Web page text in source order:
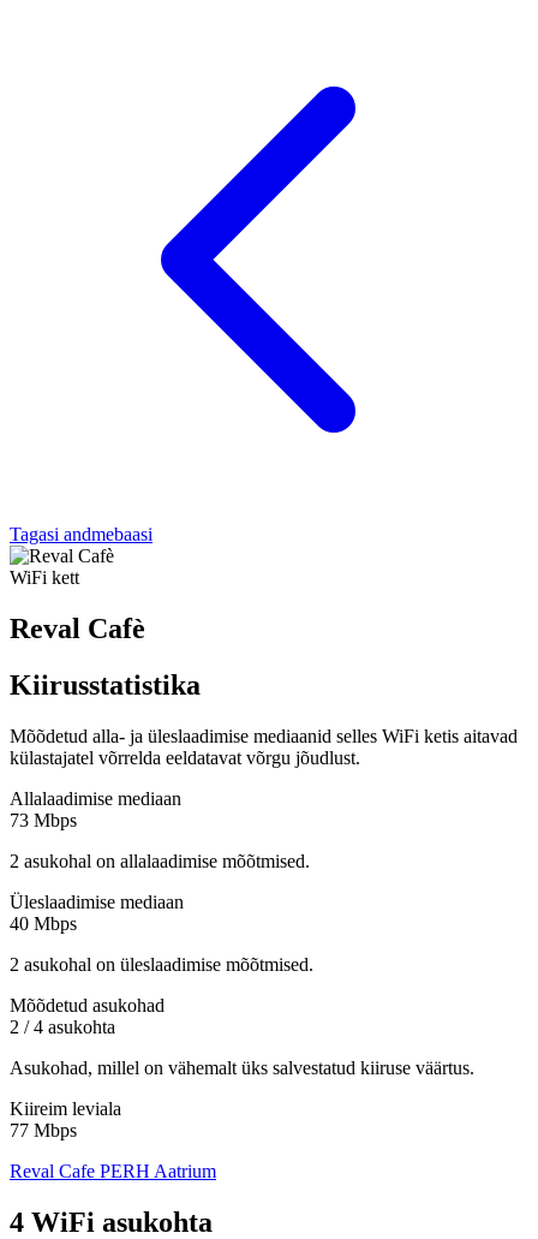
Tagasi andmebaasi
WiFi kett
Reval Cafè
Kiirusstatistika
Mõõdetud alla- ja üleslaadimise mediaanid selles WiFi ketis aitavad
külastajatel võrrelda eeldatavat võrgu jõudlust.
Allalaadimise mediaan
73 Mbps
2 asukohal on allalaadimise mõõtmised.
Üleslaadimise mediaan
40 Mbps
2 asukohal on üleslaadimise mõõtmised.
Mõõdetud asukohad
2 / 4 asukohta
Asukohad, millel on vähemalt üks salvestatud kiiruse väärtus.
Kiireim leviala
77 Mbps
Reval Cafe PERH Aatrium
4 WiFi asukohta